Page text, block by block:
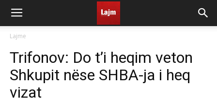
Lajme
Trifonov: Do t’i heqim veton
Shkupit nëse SHBA-ja i heq
vizat